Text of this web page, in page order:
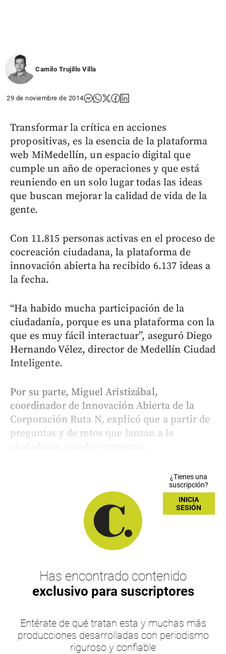
Camilo Trujillo Villa
29 de noviembre de 2014
Transformar la crítica en acciones
propositivas, es la esencia de la plataforma
web MiMedellín, un espacio digital que
cumple un año de operaciones y que está
reuniendo en un solo lugar todas las ideas
que buscan mejorar la calidad de vida de la
gente.
Con 11.815 personas activas en el proceso de
cocreación ciudadana, la plataforma de
innovación abierta ha recibido 6.137 ideas a
la fecha.
“Ha habido mucha participación de la
ciudadanía, porque es una plataforma con la
que es muy fácil interactuar”, aseguró Diego
Hernando Vélez, director de Medellín Ciudad
Inteligente.
Por su parte, Miguel Aristizábal,
coordinador de Innovación Abierta de la
Corporación Ruta N, explicó que a partir de
preguntas y de retos que lanzan a la
ciudadanía, pueden empezar...
¿Tienes una
suscripción?
INICIA
SESIÓN
Has encontrado contenido
exclusivo para suscriptores
Entérate de qué tratan esta y muchas más
producciones desarrolladas con periodismo
riguroso y confiable